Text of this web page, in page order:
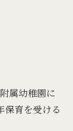
属幼稚園に
保育を受ける